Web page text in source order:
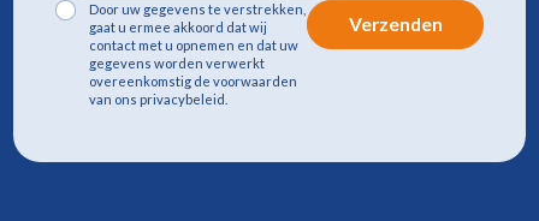
Door uw gegevens te verstrekken,
gaat u ermee akkoord dat wij
contact met u opnemen en dat uw
gegevens worden verwerkt
overeenkomstig de voorwaarden
van ons privacybeleid.
Verzenden